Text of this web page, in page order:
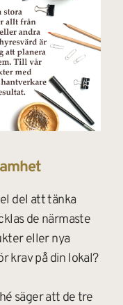
del att tänka
de närmaste
eller nya
krav på din lokal?
säger att de tre